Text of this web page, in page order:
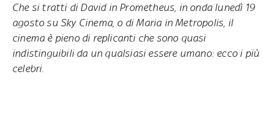
Che si tratti di David in Prometheus, in onda lunedì 19
agosto su Sky Cinema, o di Maria in Metropolis, il
cinema è pieno di replicanti che sono quasi
indistinguibili da un qualsiasi essere umano: ecco i più
celebri.